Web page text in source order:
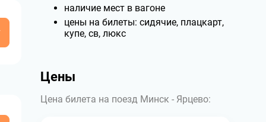
наличие мест в вагоне
цены на билеты: сидячие, плацкарт,
купе, св, люкс
Цены
Цена билета на поезд Минск - Ярцево: